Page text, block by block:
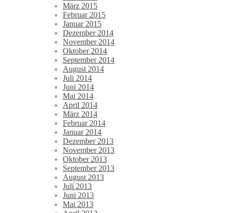
März 2015
Februar 2015
Januar 2015
Dezember 2014
November 2014
Oktober 2014
September 2014
August 2014
Juli 2014
Juni 2014
Mai 2014
April 2014
März 2014
Februar 2014
Januar 2014
Dezember 2013
November 2013
Oktober 2013
September 2013
August 2013
Juli 2013
Juni 2013
Mai 2013